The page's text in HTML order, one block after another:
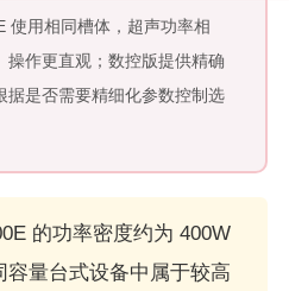
用相同槽体，超声功率相
操作更直观；数控版提供精确
据是否需要精细化参数控制选
的功率密度约为 400W
容量台式设备中属于较高